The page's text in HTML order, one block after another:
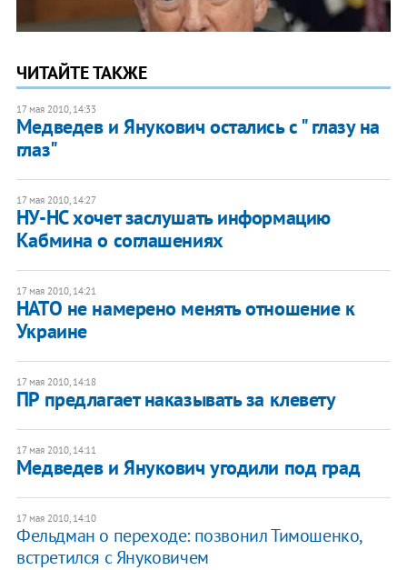
ЧИТАЙТЕ ТАКЖЕ
17 мая 2010, 14:33
Медведев и Янукович остались с " глазу на
глаз"
17 мая 2010, 14:27
НУ-НС хочет заслушать информацию
Кабмина о соглашениях
17 мая 2010, 14:21
НАТО не намерено менять отношение к
Украине
17 мая 2010, 14:18
ПР предлагает наказывать за клевету
17 мая 2010, 14:11
Медведев и Янукович угодили под град
17 мая 2010, 14:10
Фельдман о переходе: позвонил Тимошенко,
встретился с Януковичем